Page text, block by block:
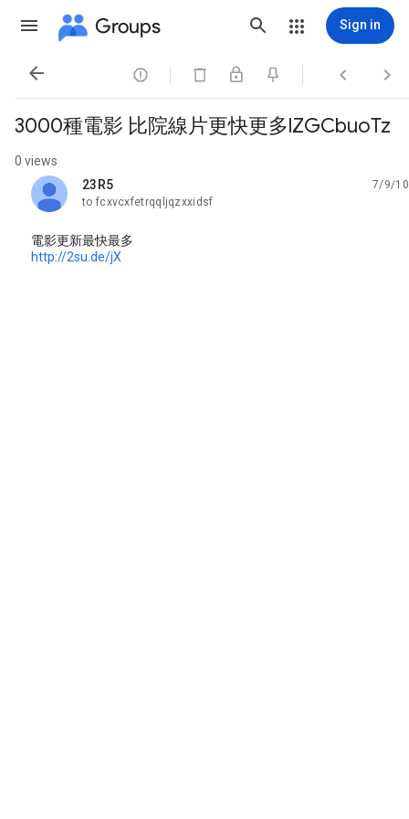
Groups Sign in
   
3000種電影 比院線片更快更多lZGCbuoTz
0 views
23R5
unread,
7/9/10
to fcxvcxfetrqqljqzxxidsf
電影更新最快最多
http://2su.de/jX